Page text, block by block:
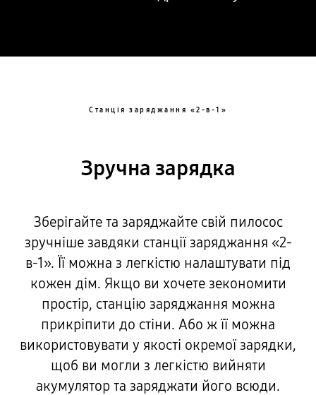
Станція заряджання «2-в-1»
Зручна зарядка
Зберігайте та заряджайте свій пилосос
зручніше завдяки станції заряджання «2-
в-1». Її можна з легкістю налаштувати під
кожен дім. Якщо ви хочете зекономити
простір, станцію заряджання можна
прикріпити до стіни. Або ж її можна
використовувати у якості окремої зарядки,
щоб ви могли з легкістю вийняти
акумулятор та заряджати його всюди.